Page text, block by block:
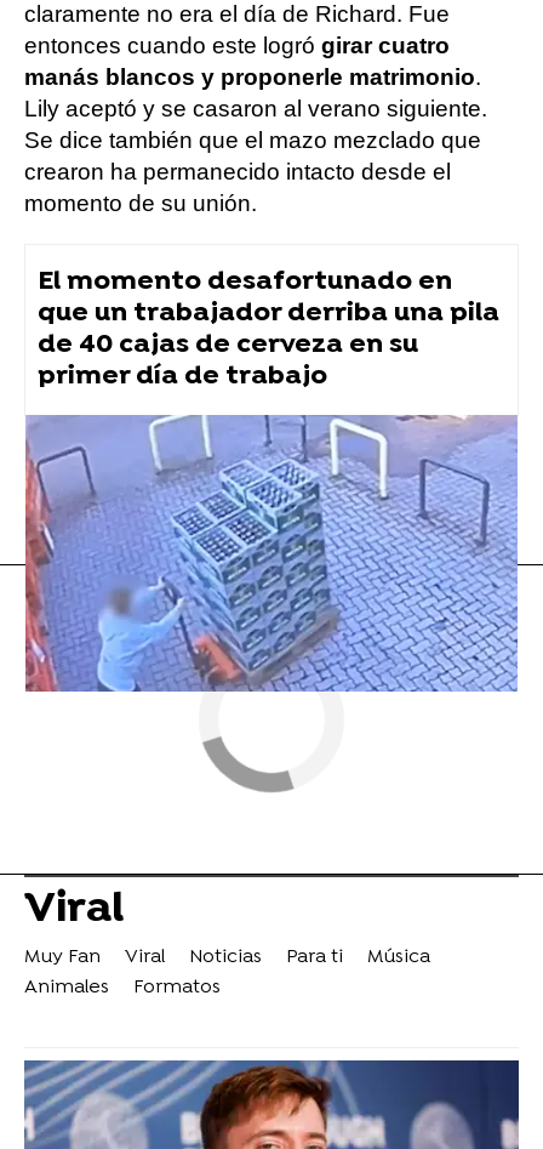
claramente no era el día de Richard. Fue
entonces cuando este logró girar cuatro
manás blancos y proponerle matrimonio.
Lily aceptó y se casaron al verano siguiente.
Se dice también que el mazo mezclado que
crearon ha permanecido intacto desde el
momento de su unión.
El momento desafortunado en
que un trabajador derriba una pila
de 40 cajas de cerveza en su
primer día de trabajo
Vídeo viral
Flooxer Now » Viral
Viral
Muy Fan Viral Noticias Para ti
Música
Animales
Formatos